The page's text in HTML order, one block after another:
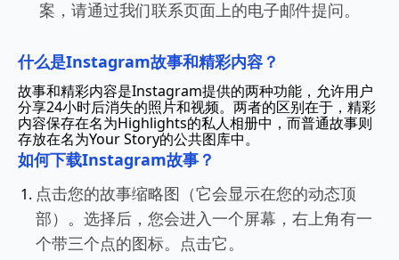
案，请通过我们联系页面上的电子邮件提问。
什么是Instagram故事和精彩内容？
故事和精彩内容是Instagram提供的两种功能，允许用户
分享24小时后消失的照片和视频。两者的区别在于，精彩
内容保存在名为Highlights的私人相册中，而普通故事则
存放在名为Your Story的公共图库中。
如何下载Instagram故事？
点击您的故事缩略图（它会显示在您的动态顶
部）。选择后，您会进入一个屏幕，右上角有一
个带三个点的图标。点击它。